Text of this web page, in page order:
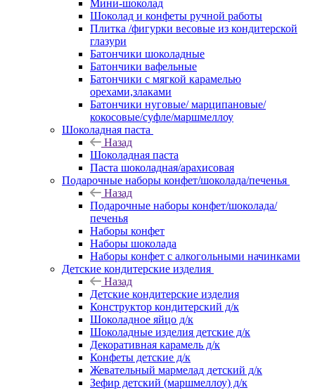
Мини-шоколад
Шоколад и конфеты ручной работы
Плитка /фигурки весовые из кондитерской
глазури
Батончики шоколадные
Батончики вафельные
Батончики с мягкой карамелью
орехами,злаками
Батончики нуговые/ марципановые/
кокосовые/суфле/маршмеллоу
Шоколадная паста
Назад
Шоколадная паста
Паста шоколадная/арахисовая
Подарочные наборы конфет/шоколада/печенья
Назад
Подарочные наборы конфет/шоколада/
печенья
Наборы конфет
Наборы шоколада
Наборы конфет с алкогольными начинками
Детские кондитерские изделия
Назад
Детские кондитерские изделия
Конструктор кондитерский д/к
Шоколадное яйцо д/к
Шоколадные изделия детские д/к
Декоративная карамель д/к
Конфеты детские д/к
Жевательный мармелад детский д/к
Зефир детский (маршмеллоу) д/к